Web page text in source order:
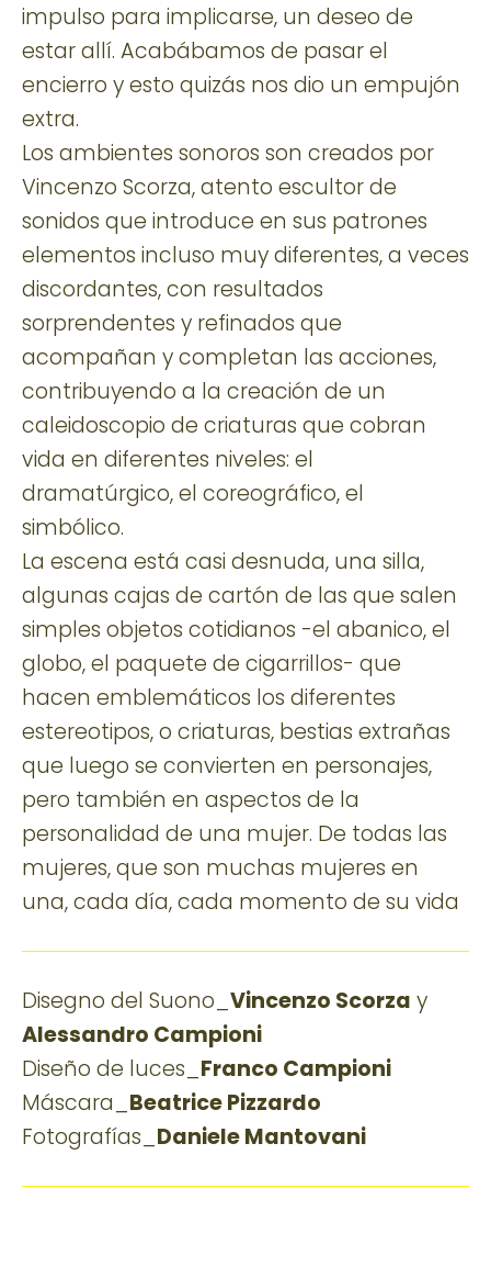
impulso para implicarse, un deseo de
estar allí. Acabábamos de pasar el
encierro y esto quizás nos dio un empujón
extra.
Los ambientes sonoros son creados por
Vincenzo Scorza, atento escultor de
sonidos que introduce en sus patrones
elementos incluso muy diferentes, a veces
discordantes, con resultados
sorprendentes y refinados que
acompañan y completan las acciones,
contribuyendo a la creación de un
caleidoscopio de criaturas que cobran
vida en diferentes niveles: el
dramatúrgico, el coreográfico, el
simbólico.
La escena está casi desnuda, una silla,
algunas cajas de cartón de las que salen
simples objetos cotidianos -el abanico, el
globo, el paquete de cigarrillos- que
hacen emblemáticos los diferentes
estereotipos, o criaturas, bestias extrañas
que luego se convierten en personajes,
pero también en aspectos de la
personalidad de una mujer. De todas las
mujeres, que son muchas mujeres en
una, cada día, cada momento de su vida
Disegno del Suono_ Vincenzo Scorza y
Alessandro Campioni
Diseño de luces_ Franco Campioni
Máscara_ Beatrice Pizzardo
Fotografías_ Daniele Mantovani